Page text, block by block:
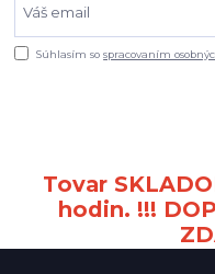
Súhlasím sospracovaním
Tovar
hodin. !!!